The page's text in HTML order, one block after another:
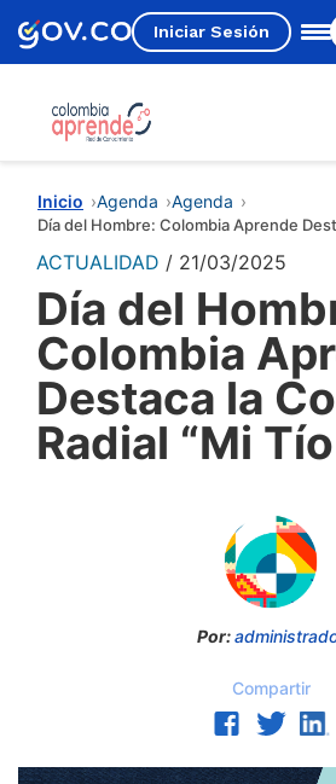
Iniciar Sesión
Estás aquí
Inicio Agenda Agenda
Día del Hombre: Colombia Aprende
ACTUALIDAD 21/03/2025
Día del
Colombia
Destaca la
Radial “Mi
Por:
Compartir